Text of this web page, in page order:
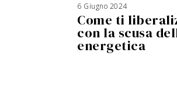
6 Giugno 2024
Come ti
con la scusa
energetica